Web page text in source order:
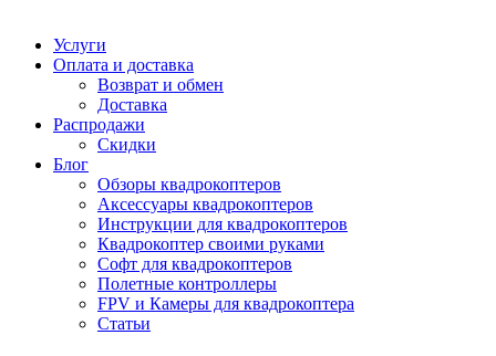
Услуги
Оплата и доставка
Возврат и обмен
Доставка
Распродажи
Скидки
Блог
Обзоры квадрокоптеров
Аксессуары квадрокоптеров
Инструкции для квадрокоптеров
Квадрокоптер своими руками
Софт для квадрокоптеров
Полетные контроллеры
FPV и Камеры для квадрокоптера
Статьи